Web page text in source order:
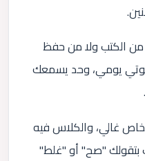
الكتب ولا من حفظ
يومي، وحد يسمعك
غالي، والكلاس فيه
بتقولك "صح" أو "غلط"